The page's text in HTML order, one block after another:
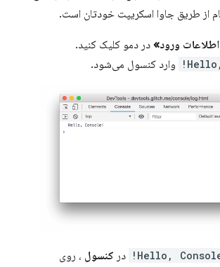
از طریق جاوا اسکریپت خودتان است.
ورود» در دمو کلیک کنید.
وارد کنسول می‌شود.
Hello, در کنسول ، روی